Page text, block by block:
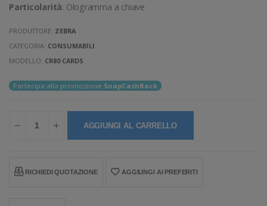
Particolarità: Ologramma a chiave
PRODUTTORE: ZEBRA
CATEGORIA: CONSUMABILI
MODELLO: CR80 CARDS
Partecipa alla promozione SnapCashBack
AGGIUNGI AL CARRELLO
RICHIEDI QUOTAZIONE AGGIUNGI AI PREFERITI